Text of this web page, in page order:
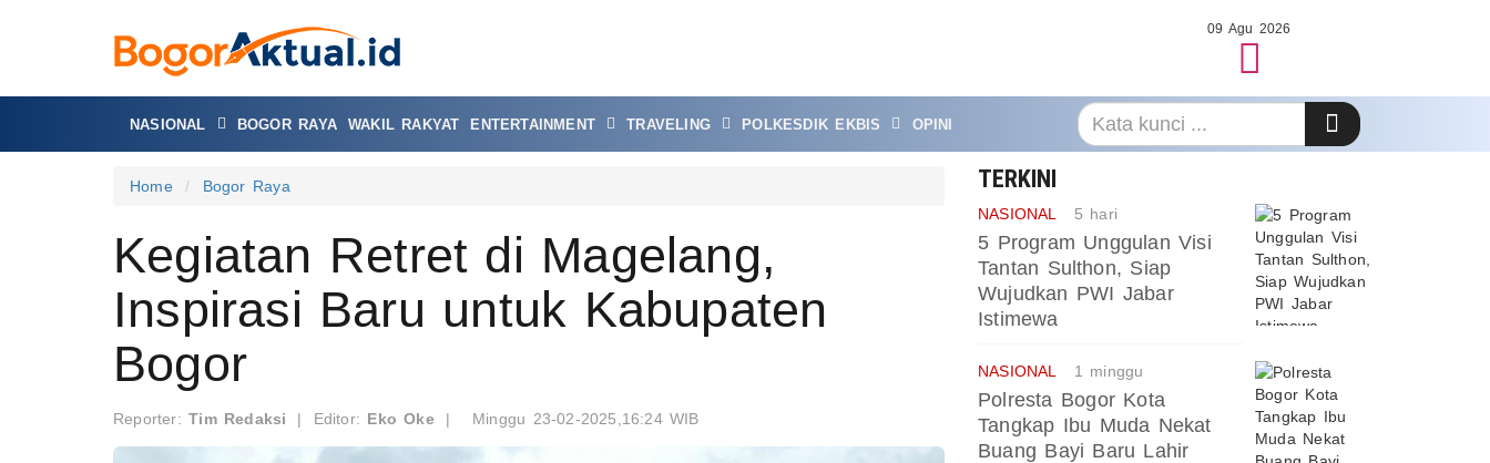
09 Agu 2026
NASIONAL BOGOR RAYA WAKIL RAKYAT ENTERTAINMENT TRAVELING POLKESDIK EKBIS OPINI
Home Bogor Raya
Kegiatan Retret di Magelang,
Inspirasi Baru untuk Kabupaten
Bogor
Reporter:Tim Redaksi | Editor: Eko Oke | Minggu 23-02-2025,16:24 WIB
TERKINI
NASIONAL 5 hari
5 Program Unggulan Visi
Tantan Sulthon, Siap
Wujudkan PWI Jabar
Istimewa
NASIONAL 1 minggu
Polresta Bogor Kota
Tangkap Ibu Muda Nekat
Buang Bayi Baru Lahir